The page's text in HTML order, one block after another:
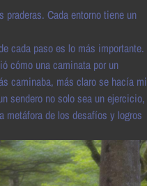
Cada entorno tiene un
cada paso es lo más importante.
cómo una caminata por un
caminaba, más claro se hacía mi
sendero no solo sea un ejercicio,
metáfora de los desafíos y logros